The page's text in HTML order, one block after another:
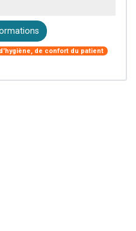
de confort du patient